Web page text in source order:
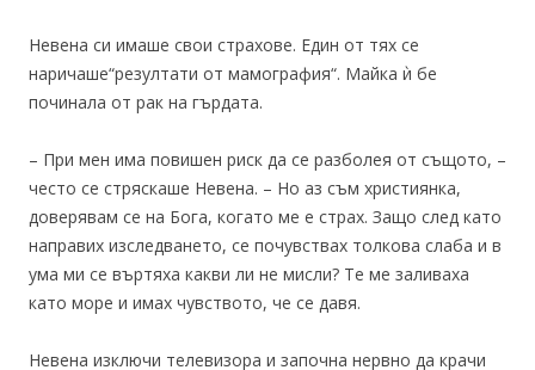
Невена си имаше свои страхове. Един от тях се
наричаше“резултати от мамография“. Майка ѝ бе
починала от рак на гърдата.
– При мен има повишен риск да се разболея от същото, –
често се стряскаше Невена. – Но аз съм християнка,
доверявам се на Бога, когато ме е страх. Защо след като
направих изследването, се почувствах толкова слаба и в
ума ми се въртяха какви ли не мисли? Те ме заливаха
като море и имах чувството, че се давя.
Невена изключи телевизора и започна нервно да крачи